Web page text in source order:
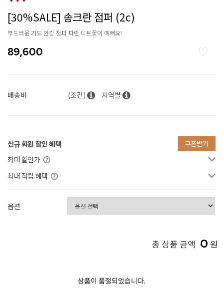
[30%SALE] 송크란 점퍼 (2c)
부드러운 기모 안감 점퍼 파란 니트꽃이 예뻐요!
89,600
배송비 (조건) 지역별
신규 회원 할인 혜택 쿠폰받기
최대 할인가
최대 적립 혜택
옵션
총 상품 금액 0 원
상품이 품절되었습니다.